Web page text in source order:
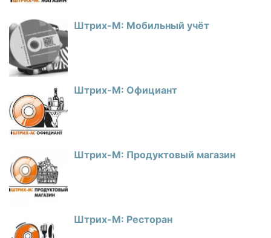
Штрих-М: Мобильный учёт
Штрих-М: Официант
Штрих-М: Продуктовый магазин
Штрих-М: Ресторан